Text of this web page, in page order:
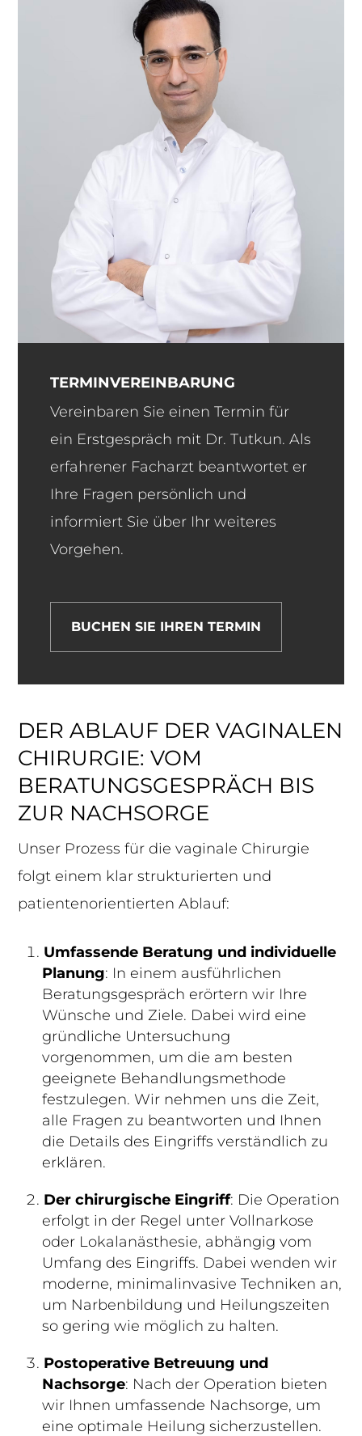
TERMINVEREINBARUNG
Vereinbaren Sie einen Termin für
ein Erstgespräch mit Dr. Tutkun. Als
erfahrener Facharzt beantwortet er
Ihre Fragen persönlich und
informiert Sie über Ihr weiteres
Vorgehen.
BUCHEN SIE IHREN TERMIN
DER ABLAUF DER VAGINALEN
CHIRURGIE: VOM
BERATUNGSGESPRÄCH BIS
ZUR NACHSORGE
Unser Prozess für die vaginale Chirurgie
folgt einem klar strukturierten und
patientenorientierten Ablauf:
Umfassende Beratung und individuelle
Planung: In einem ausführlichen
Beratungsgespräch erörtern wir Ihre
Wünsche und Ziele. Dabei wird eine
gründliche Untersuchung
vorgenommen, um die am besten
geeignete Behandlungsmethode
festzulegen. Wir nehmen uns die Zeit,
alle Fragen zu beantworten und Ihnen
die Details des Eingriffs verständlich zu
erklären.
Der chirurgische Eingriff: Die Operation
erfolgt in der Regel unter Vollnarkose
oder Lokalanästhesie, abhängig vom
Umfang des Eingriffs. Dabei wenden wir
moderne, minimalinvasive Techniken an,
um Narbenbildung und Heilungszeiten
so gering wie möglich zu halten.
Postoperative Betreuung und
Nachsorge: Nach der Operation bieten
wir Ihnen umfassende Nachsorge, um
eine optimale Heilung sicherzustellen.